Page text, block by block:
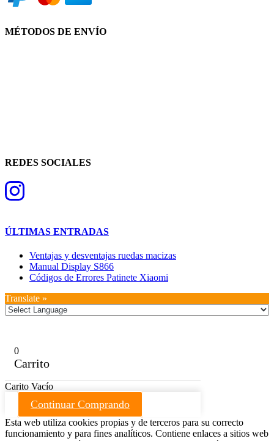
MÉTODOS DE ENVÍO
REDES SOCIALES
ÚLTIMAS ENTRADAS
Ventajas y desventajas ruedas macizas
Manual Display S866
Códigos de Errores Patinete Xiaomi
Translate »
0
Carrito
Carito Vacío
Continuar Comprando
Esta web utiliza cookies propias y de terceros para su correcto
funcionamiento y para fines analíticos. Contiene enlaces a sitios web